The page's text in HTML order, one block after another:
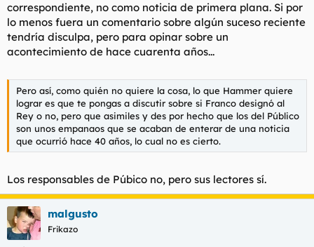
correspondiente, no como noticia de primera plana. Si por
lo menos fuera un comentario sobre algún suceso reciente
tendría disculpa, pero para opinar sobre un
acontecimiento de hace cuarenta años...
Pero así, como quién no quiere la cosa, lo que Hammer quiere
lograr es que te pongas a discutir sobre si Franco designó al
Rey o no, pero que asimiles y des por hecho que los del Público
son unos empanaos que se acaban de enterar de una noticia
que ocurrió hace 40 años, lo cual no es cierto.
Los responsables de Púbico no, pero sus lectores sí.
malgusto
Frikazo